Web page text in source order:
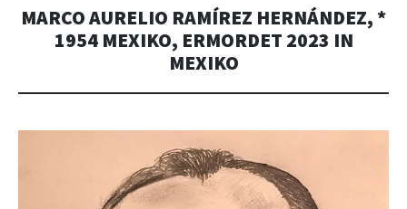
MARCO AURELIO RAMÍREZ HERNÁNDEZ, *
1954 MEXIKO, ERMORDET 2023 IN
MEXIKO